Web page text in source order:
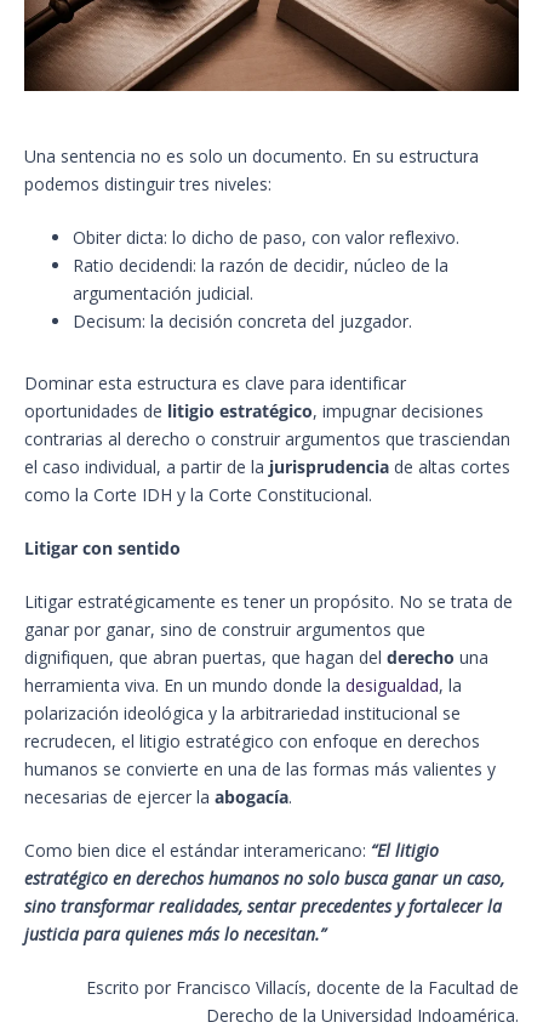
Una sentencia no es solo un documento. En su estructura
podemos distinguir tres niveles:
Obiter dicta: lo dicho de paso, con valor reflexivo.
Ratio decidendi: la razón de decidir, núcleo de la
argumentación judicial.
Decisum: la decisión concreta del juzgador.
Dominar esta estructura es clave para identificar
oportunidades de litigio estratégico, impugnar decisiones
contrarias al derecho o construir argumentos que trasciendan
el caso individual, a partir de la jurisprudencia de altas cortes
como la Corte IDH y la Corte Constitucional.
Litigar con sentido
Litigar estratégicamente es tener un propósito. No se trata de
ganar por ganar, sino de construir argumentos que
dignifiquen, que abran puertas, que hagan del derecho una
herramienta viva. En un mundo donde la desigualdad, la
polarización ideológica y la arbitrariedad institucional se
recrudecen, el litigio estratégico con enfoque en derechos
humanos se convierte en una de las formas más valientes y
necesarias de ejercer la abogacía.
Como bien dice el estándar interamericano: “El litigio
estratégico en derechos humanos no solo busca ganar un caso,
sino transformar realidades, sentar precedentes y fortalecer la
justicia para quienes más lo necesitan.”
Escrito por Francisco Villacís, docente de la Facultad de
Derecho de la Universidad Indoamérica.